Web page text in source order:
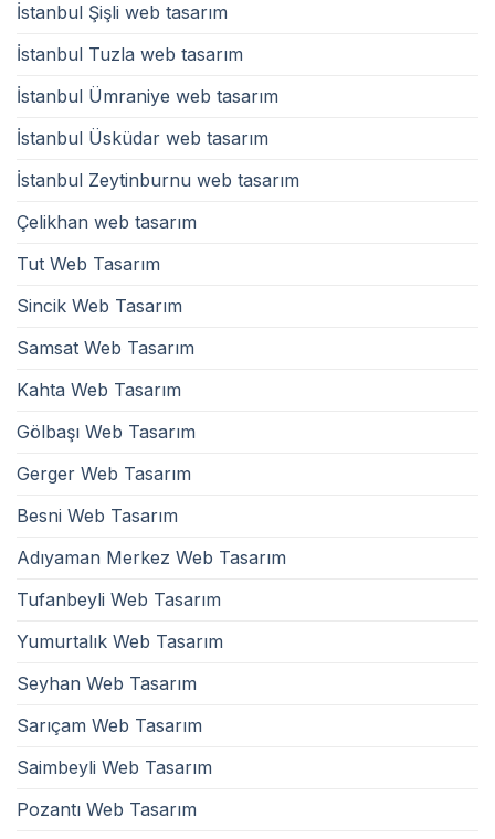
İstanbul Şişli web tasarım
İstanbul Tuzla web tasarım
İstanbul Ümraniye web tasarım
İstanbul Üsküdar web tasarım
İstanbul Zeytinburnu web tasarım
Çelikhan web tasarım
Tut Web Tasarım
Sincik Web Tasarım
Samsat Web Tasarım
Kahta Web Tasarım
Gölbaşı Web Tasarım
Gerger Web Tasarım
Besni Web Tasarım
Adıyaman Merkez Web Tasarım
Tufanbeyli Web Tasarım
Yumurtalık Web Tasarım
Seyhan Web Tasarım
Sarıçam Web Tasarım
Saimbeyli Web Tasarım
Pozantı Web Tasarım